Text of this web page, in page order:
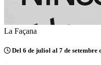
La Façana
Del 6 de juliol al 7 de setembre